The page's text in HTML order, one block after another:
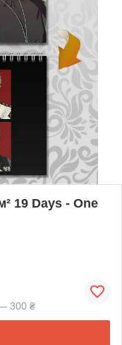
19 Days - One
— 300 ₴